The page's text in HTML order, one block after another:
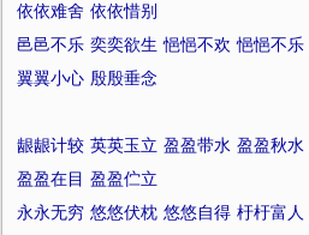
依依难舍 依依惜别
邑邑不乐 奕奕欲生 悒悒不欢 悒悒不乐
翼翼小心 殷殷垂念
龈龈计较 英英玉立 盈盈带水 盈盈秋水
盈盈在目 盈盈伫立
永永无穷 悠悠伏枕 悠悠自得 杅杅富人